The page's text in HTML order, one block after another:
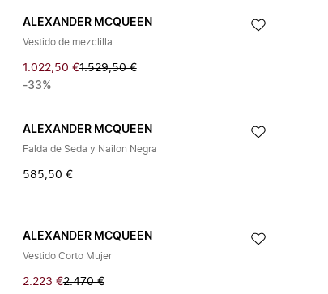
ALEXANDER MCQUEEN
Vestido de mezclilla
1.022,50 €1.529,50 €
-33%
ALEXANDER MCQUEEN
Falda de Seda y Nailon Negra
585,50 €
ALEXANDER MCQUEEN
Vestido Corto Mujer
2.223 €2.470 €